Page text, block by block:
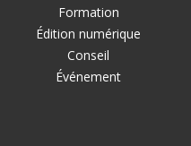
Formation
Édition numérique
Conseil
Événement